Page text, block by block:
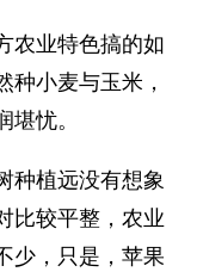
农业特色搞的如
种小麦与玉米，
忧。
种植远没有想象
比较平整，农业
少，只是，苹果